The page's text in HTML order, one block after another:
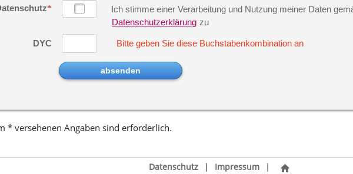
Ich stimme einer Verarbeitung und Nutzung meiner Daten
Datenschutzerklärung zu
DYC Bitte geben Sie diese Buchstabenkombination an
* versehenen Angaben sind erforderlich.
Datenschutz | Impressum |